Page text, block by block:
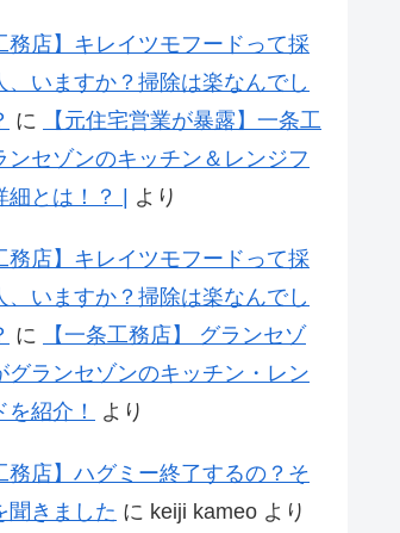
務店】キレイツモフードって採
、いますか？掃除は楽なんでし
に
【元住宅営業が暴露】一条工
ンセゾンのキッチン＆レンジフ
とは！？ |
より
務店】キレイツモフードって採
、いますか？掃除は楽なんでし
に
【一条工務店】 グランセゾ
グランセゾンのキッチン・レン
を紹介！
より
務店】ハグミー終了するの？そ
聞きました に keiji kameo より